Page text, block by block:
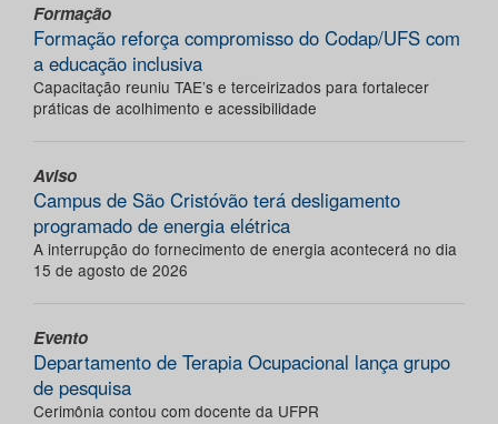
Formação
Formação reforça compromisso do Codap/UFS com
a educação inclusiva
Capacitação reuniu TAE’s e terceirizados para fortalecer
práticas de acolhimento e acessibilidade
Aviso
Campus de São Cristóvão terá desligamento
programado de energia elétrica
A interrupção do fornecimento de energia acontecerá no dia
15 de agosto de 2026
Evento
Departamento de Terapia Ocupacional lança grupo
de pesquisa
Cerimônia contou com docente da UFPR